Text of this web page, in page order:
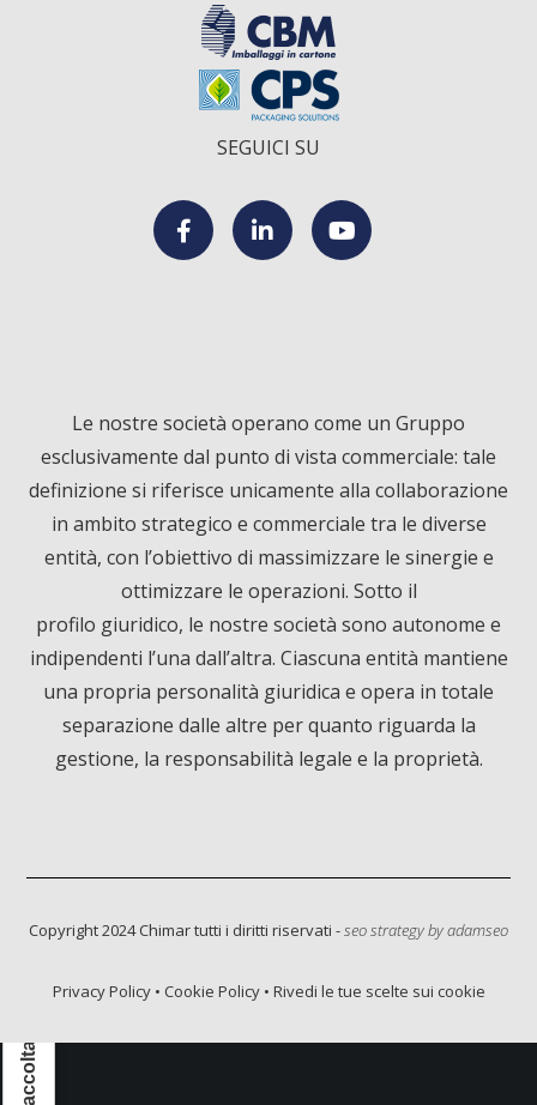
SEGUICI SU
e
b
o
o
k
e
d
I
n
T
u
b
e
Le nostre società operano come un Gruppo
esclusivamente dal punto di vista commerciale: tale
definizione si riferisce unicamente alla collaborazione
in ambito strategico e commerciale tra le diverse
entità, con l’obiettivo di massimizzare le sinergie e
ottimizzare le operazioni. Sotto il
profilo giuridico, le nostre società sono autonome e
indipendenti l’una dall’altra. Ciascuna entità mantiene
una propria personalità giuridica e opera in totale
separazione dalle altre per quanto riguarda la
gestione, la responsabilità legale e la proprietà.
Copyright 2024 Chimar tutti i diritti riservati -seo strategy byadamseo
Privacy Policy• Cookie Policy• Rivedi le tue scelte sui cookie